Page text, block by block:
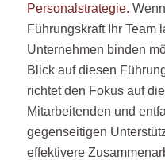
Personalstrategie.
Führungskraft Ihr Team
Unternehmen binden
Blick auf diesen
richtet den Fokus auf
Mitarbeitenden und
gegenseitigen
effektivere